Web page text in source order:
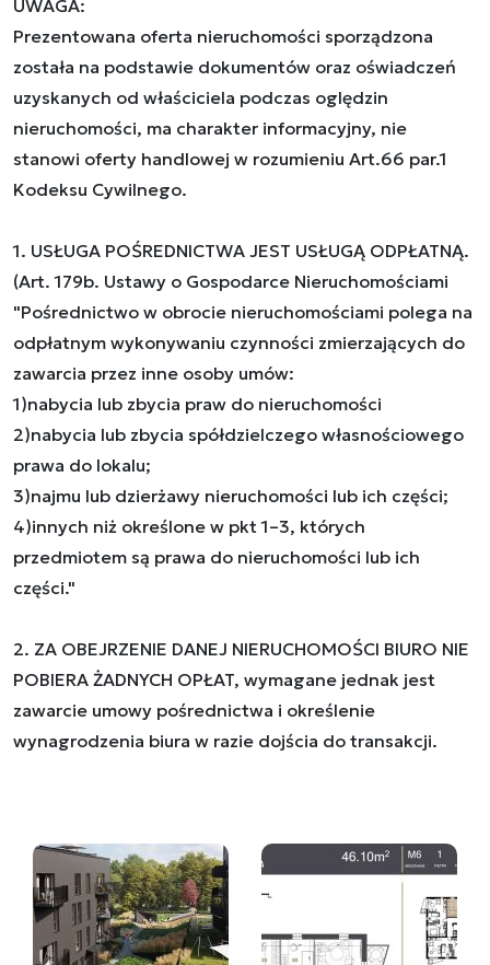
UWAGA:
Prezentowana oferta nieruchomości sporządzona
została na podstawie dokumentów oraz oświadczeń
uzyskanych od właściciela podczas oględzin
nieruchomości, ma charakter informacyjny, nie
stanowi oferty handlowej w rozumieniu Art.66 par.1
Kodeksu Cywilnego.
1. USŁUGA POŚREDNICTWA JEST USŁUGĄ ODPŁATNĄ.
(Art. 179b. Ustawy o Gospodarce Nieruchomościami
"Pośrednictwo w obrocie nieruchomościami polega na
odpłatnym wykonywaniu czynności zmierzających do
zawarcia przez inne osoby umów:
1)nabycia lub zbycia praw do nieruchomości
2)nabycia lub zbycia spółdzielczego własnościowego
prawa do lokalu;
3)najmu lub dzierżawy nieruchomości lub ich części;
4)innych niż określone w pkt 1–3, których
przedmiotem są prawa do nieruchomości lub ich
części."
2. ZA OBEJRZENIE DANEJ NIERUCHOMOŚCI BIURO NIE
POBIERA ŻADNYCH OPŁAT, wymagane jednak jest
zawarcie umowy pośrednictwa i określenie
wynagrodzenia biura w razie dojścia do transakcji.